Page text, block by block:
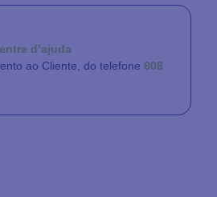
d’ajuda
ao Cliente, do telefone 808